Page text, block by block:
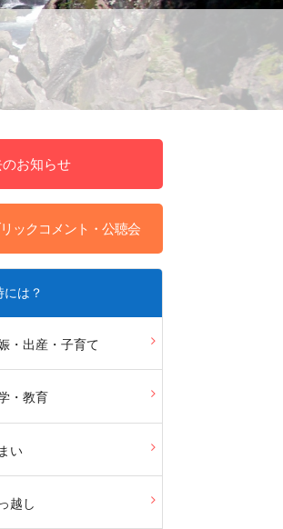
のお知らせ
ックコメント・公聴会
には？
・出産・子育て
・教育
い
越し